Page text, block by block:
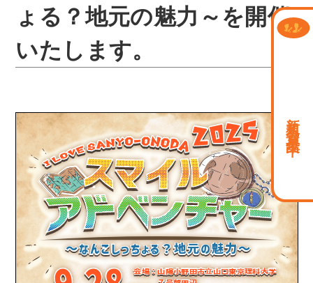
新規会員募集中
ょる？地元の魅力～を開催
いたします。